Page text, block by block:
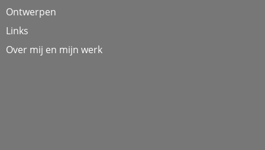
Ontwerpen
Links
Over mij en mijn werk